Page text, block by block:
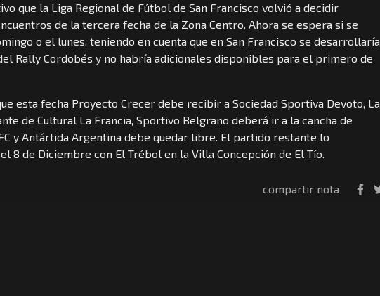
que la Liga Regional de Fútbol de San Francisco volvió a decidir
de la tercera fecha de la Zona Centro. Ahora se espera si se
o el lunes, teniendo en cuenta que en San Francisco se desarrollaría
Rally Cordobés y no habría adicionales disponibles para el primero de
esta fecha Proyecto Crecer debe recibir a Sociedad Sportiva Devoto, La
de Cultural La Francia, Sportivo Belgrano deberá ir a la cancha de
y Antártida Argentina debe quedar libre. El partido restante lo
8 de Diciembre con El Trébol en la Villa Concepción de El Tío.
compartir nota